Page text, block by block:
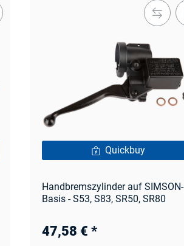
Quickbuy
Handbremszylinder auf SIMSON-
Basis - S53, S83, SR50, SR80
47,58 € *